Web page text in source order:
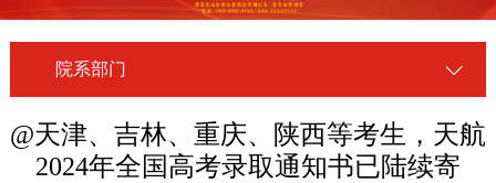
院系部门
@天津、吉林、重庆、陕西等考生，天航
2024年全国高考录取通知书已陆续寄